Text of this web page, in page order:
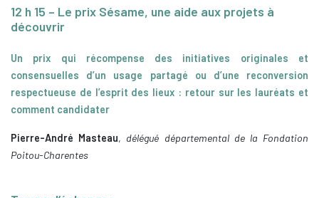
12 h 15 – Le prix Sésame, une aide aux projets à
découvrir
Un prix qui récompense des initiatives originales et
consensuelles d’un usage partagé ou d’une reconversion
respectueuse de l’esprit des lieux : retour sur les lauréats et
comment candidater
Pierre-André Masteau, délégué départemental de la Fondation
Poitou-Charentes